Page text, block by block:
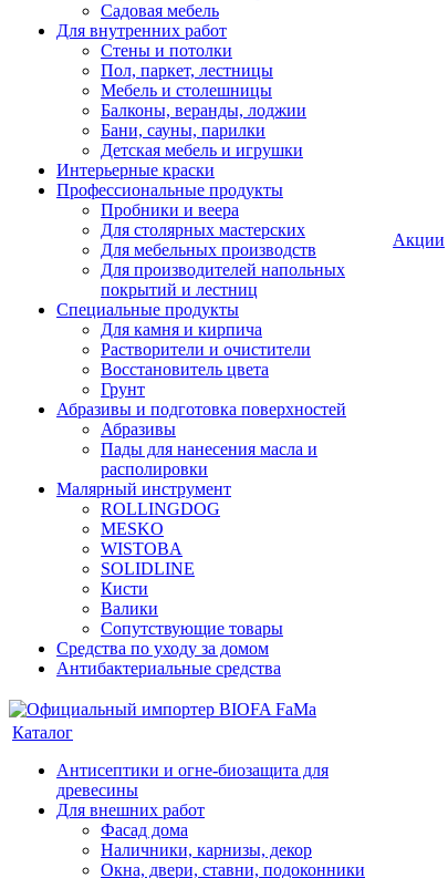
Садовая мебель
Для внутренних работ
Стены и потолки
Пол, паркет, лестницы
Мебель и столешницы
Балконы, веранды, лоджии
Бани, сауны, парилки
Детская мебель и игрушки
Интерьерные краски
Профессиональные продукты
Пробники и веера
Для столярных мастерских
Для мебельных производств
Для производителей напольных
покрытий и лестниц
Специальные продукты
Для камня и кирпича
Растворители и очистители
Восстановитель цвета
Грунт
Абразивы и подготовка поверхностей
Абразивы
Пады для нанесения масла и
располировки
Малярный инструмент
ROLLINGDOG
MESKO
WISTOBA
SOLIDLINE
Кисти
Валики
Сопутствующие товары
Средства по уходу за домом
Антибактериальные средства
Акции
Каталог
Антисептики и огне-биозащита для
древесины
Для внешних работ
Фасад дома
Наличники, карнизы, декор
Окна, двери, ставни, подоконники